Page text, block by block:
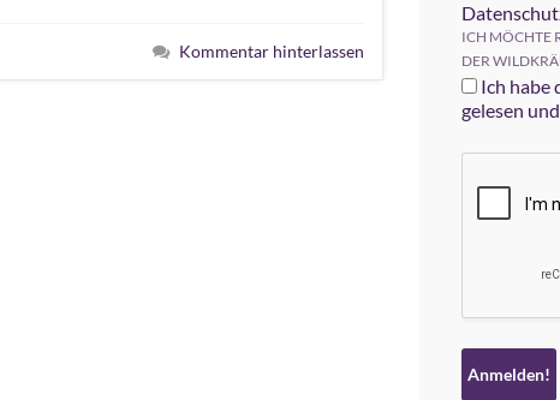
Kommentar hinterlassen
ICH MÖCHTE
DER
Ich habe
gelesen